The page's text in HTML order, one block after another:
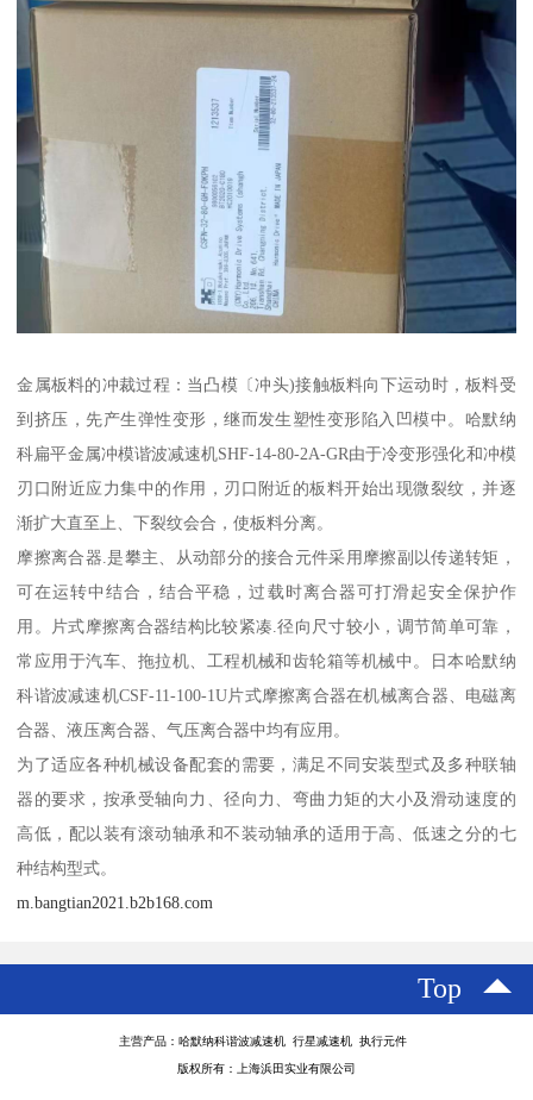
金属板料的冲裁过程：当凸模〔冲头)接触板料向下运动时，板料受
到挤压，先产生弹性变形，继而发生塑性变形陷入凹模中。哈默纳
科扁平金属冲模谐波减速机SHF-14-80-2A-GR由于冷变形强化和冲模
刃口附近应力集中的作用，刃口附近的板料开始出现微裂纹，并逐
渐扩大直至上、下裂纹会合，使板料分离。
摩擦离合器.是攀主、从动部分的接合元件采用摩擦副以传递转矩，
可在运转中结合，结合平稳，过载时离合器可打滑起安全保护作
用。片式摩擦离合器结构比较紧凑.径向尺寸较小，调节简单可靠，
常应用于汽车、拖拉机、工程机械和齿轮箱等机械中。日本哈默纳
科谐波减速机CSF-11-100-1U片式摩擦离合器在机械离合器、电磁离
合器、液压离合器、气压离合器中均有应用。
为了适应各种机械设备配套的需要，满足不同安装型式及多种联轴
器的要求，按承受轴向力、径向力、弯曲力矩的大小及滑动速度的
高低，配以装有滚动轴承和不装动轴承的适用于高、低速之分的七
种结构型式。
m.bangtian2021.b2b168.com
Top
主营产品：哈默纳科谐波减速机 行星减速机 执行元件
版权所有：上海浜田实业有限公司